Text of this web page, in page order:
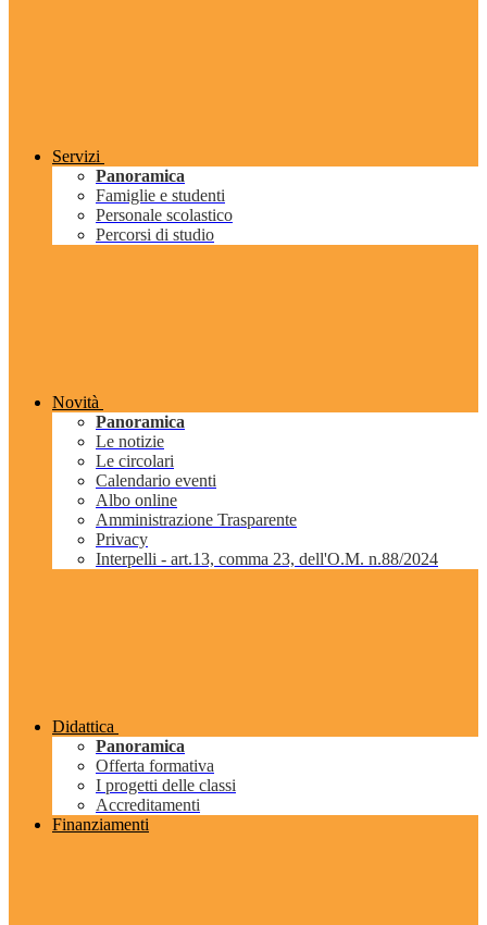
Servizi
Panoramica
Famiglie e studenti
Personale scolastico
Percorsi di studio
Novità
Panoramica
Le notizie
Le circolari
Calendario eventi
Albo online
Amministrazione Trasparente
Privacy
Interpelli - art.13, comma 23, dell'O.M. n.88/2024
Didattica
Panoramica
Offerta formativa
I progetti delle classi
Accreditamenti
Finanziamenti